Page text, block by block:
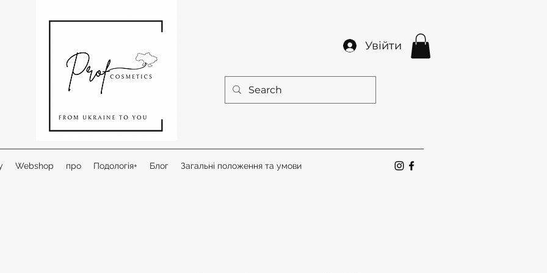
Увійти
Webshop про Подологія+ Блог Загальні положення та умови